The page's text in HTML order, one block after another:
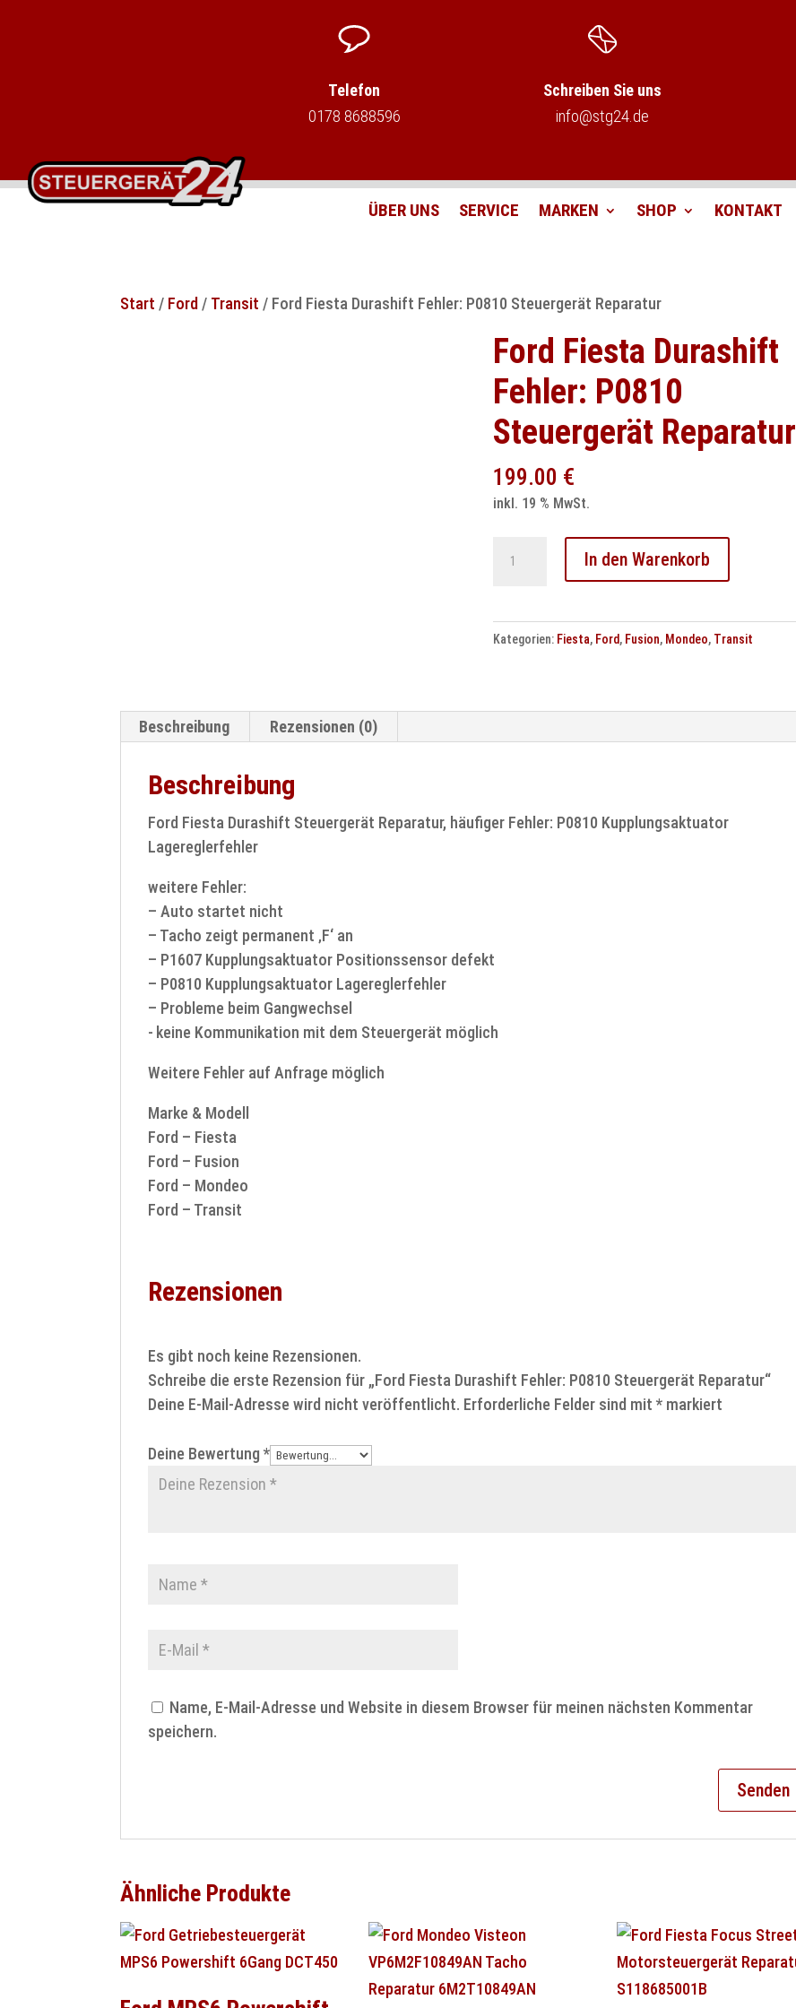
Telefon
0178 8688596
Schreiben Sie uns
info@stg24.de
ÜBER UNS SERVICE MARKEN SHOP KONTAKT
Start / Ford / Transit / Ford Fiesta Durashift Fehler: P0810 Steuergerät Reparatur
Ford Fiesta Durashift
Fehler: P0810
Steuergerät Reparatur
199.00 €
inkl. 19 % MwSt.
Fehler:
P0810
Menge
In den Warenkorb
Kategorien: Fiesta, Ford, Fusion, Mondeo, Transit
Beschreibung Rezensionen (0)
Beschreibung
Ford Fiesta Durashift Steuergerät Reparatur, häufiger Fehler: P0810 Kupplungsaktuator
Lagereglerfehler
weitere Fehler:
– Auto startet nicht
– Tacho zeigt permanent ‚F‘ an
– P1607 Kupplungsaktuator Positionssensor defekt
– P0810 Kupplungsaktuator Lagereglerfehler
– Probleme beim Gangwechsel
- keine Kommunikation mit dem Steuergerät möglich
Weitere Fehler auf Anfrage möglich
Marke & Modell
Ford – Fiesta
Ford – Fusion
Ford – Mondeo
Ford – Transit
Rezensionen
Es gibt noch keine Rezensionen.
Schreibe die erste Rezension für „Ford Fiesta Durashift Fehler: P0810 Steuergerät Reparatur“
Deine E-Mail-Adresse wird nicht veröffentlicht. Erforderliche Felder sind mit* markiert
Deine Bewertung*
Name, E-Mail-Adresse und Website in diesem Browser für meinen nächsten Kommentar
speichern.
Ähnliche Produkte